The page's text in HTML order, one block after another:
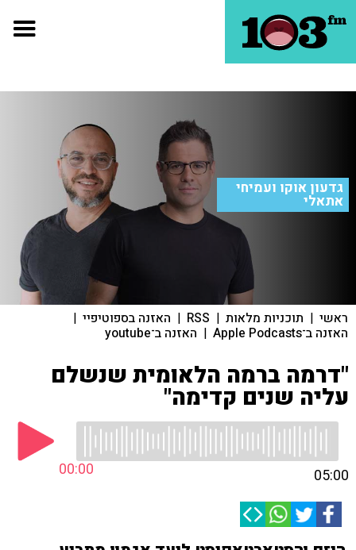
גדעון אוקו ועמיחי
אתאלי
ראשי | תוכניות מלאות |
RSS
| האזנה בספוטיפיי |
האזנה ב־Apple Podcasts | האזנה ב־youtube
"דרמה ברמה הלאומית שנשלם
עליה שנים קדימה"
00:00 05:00